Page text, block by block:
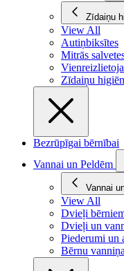
Zīdaiņu
View All
Autiņbiksītes
Mitrās
Zīdaiņu
Bezrūpīgai bērnībai
Vannai un Peldēm
Vannai
View All
Dvieļi
Dvieļi un
Piederumi un
Bērnu